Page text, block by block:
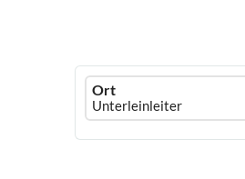
Ferienhausmiete
logo
Ort